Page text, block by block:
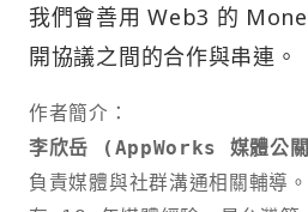
我們會善用 Web3 的
開協議之間的合作與串連。
李欣岳 (AppWorks 媒體公
負責媒體與社群溝通相關輔